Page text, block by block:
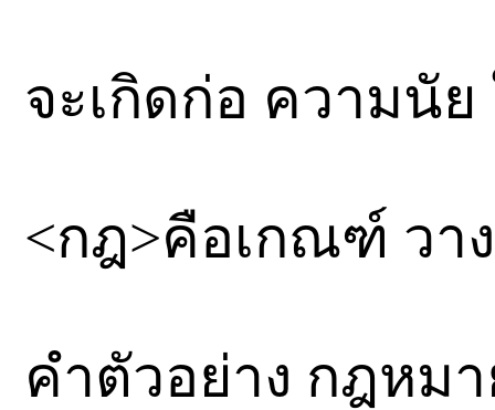
จะเกิดก่อ ความนั
<กฎ>คือเกณฑ์ วา
คำตัวอย่าง กฎหม